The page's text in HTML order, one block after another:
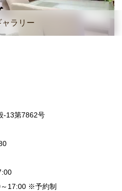
ャラリー
-13第7862号
17:00 ※予約制